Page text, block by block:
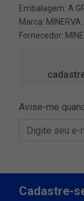
Embalagem: A
Marca: MINERVA
Fornecedor:
Avise-me
Cadastre-